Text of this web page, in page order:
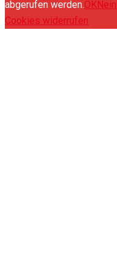
abgerufen werden.OKNein
Cookies widerrufen